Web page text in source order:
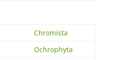
Chromista
Ochrophyta